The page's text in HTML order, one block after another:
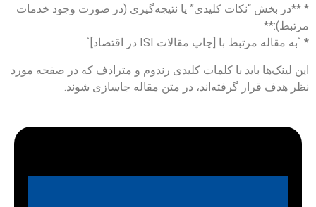
* **در بخش “نکات کلیدی” یا نتیجه‌گیری (در صورت وجود خدمات
مرتبط):**
* `به مقاله مرتبط با [چاپ مقالات ISI در اقتصاد]`
این لینک‌ها باید با کلمات کلیدی رندوم و مترادف که در صفحه مورد
نظر هدف قرار گرفته‌اند، در متن مقاله جاسازی شوند.